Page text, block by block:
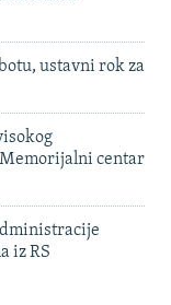
ustavni rok za
Memorijalni centar
iz RS